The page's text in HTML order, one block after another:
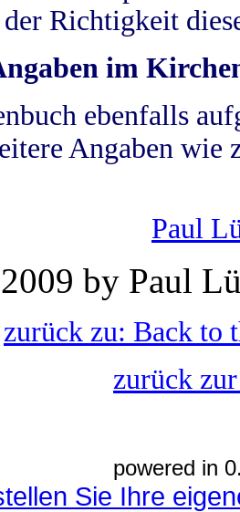
Richtigkeit
im
ebenfalls
Angaben wie
Paul
by Paul
zurück zu: Back to
zurück
powered in
Sie Ihre